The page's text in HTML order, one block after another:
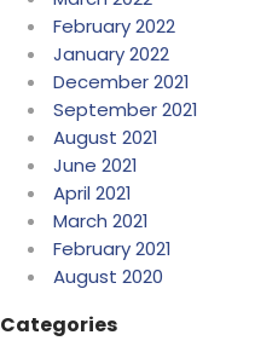
February 2022
January 2022
December 2021
September 2021
August 2021
June 2021
April 2021
March 2021
February 2021
August 2020
Categories